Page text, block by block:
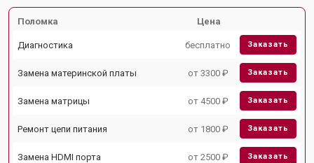
Поломка Цена
Диагностика бесплатно Заказать
Замена материнской платы от 3300 ₽ Заказать
Замена матрицы от 4500 ₽ Заказать
Ремонт цепи питания от 1800 ₽ Заказать
Замена HDMI порта от 2500 ₽ Заказать